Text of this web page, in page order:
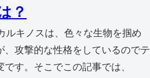
？
ルキノスは、色々な生物を掴め
、攻撃的な性格をしているのでテ
す。そこでこの記事では、